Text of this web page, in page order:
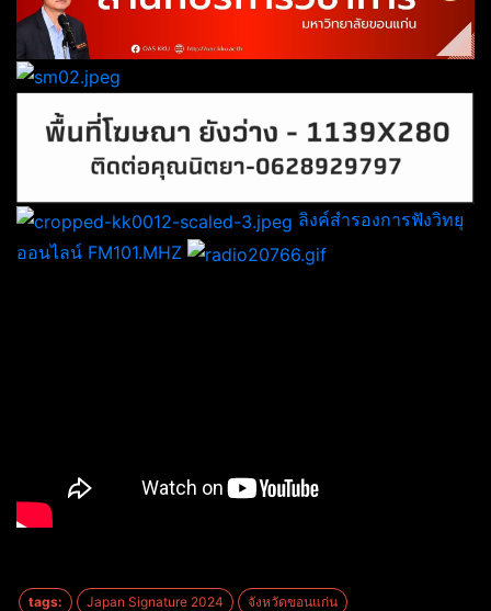
ลิงค์สำรองการฟังวิทยุ
ออนไลน์ FM101.MHZ
tags: Japan Signature 2024 จังหวัดขอนแก่น